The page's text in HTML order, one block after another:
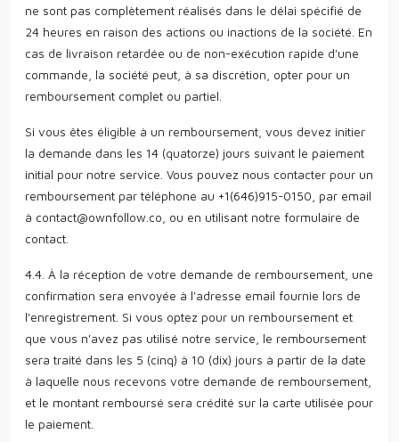
ne sont pas complètement réalisés dans le délai spécifié de
24 heures en raison des actions ou inactions de la société. En
cas de livraison retardée ou de non-exécution rapide d'une
commande, la société peut, à sa discrétion, opter pour un
remboursement complet ou partiel.
Si vous êtes éligible à un remboursement, vous devez initier
la demande dans les 14 (quatorze) jours suivant le paiement
initial pour notre service. Vous pouvez nous contacter pour un
remboursement par téléphone au +1(646)915-0150, par email
à contact@ownfollow.co , ou en utilisant notre formulaire de
contact.
4.4. À la réception de votre demande de remboursement, une
confirmation sera envoyée à l'adresse email fournie lors de
l'enregistrement. Si vous optez pour un remboursement et
que vous n'avez pas utilisé notre service, le remboursement
sera traité dans les 5 (cinq) à 10 (dix) jours à partir de la date
à laquelle nous recevons votre demande de remboursement,
et le montant remboursé sera crédité sur la carte utilisée pour
le paiement.